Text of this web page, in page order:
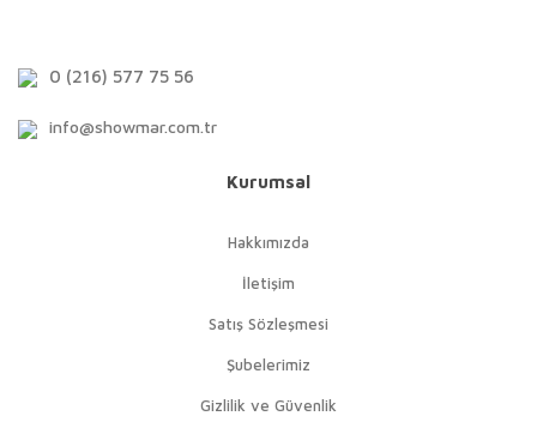
0 (216) 577 75 56
info@showmar.com.tr
Kurumsal
Hakkımızda
İletişim
Satış Sözleşmesi
Şubelerimiz
Gizlilik ve Güvenlik